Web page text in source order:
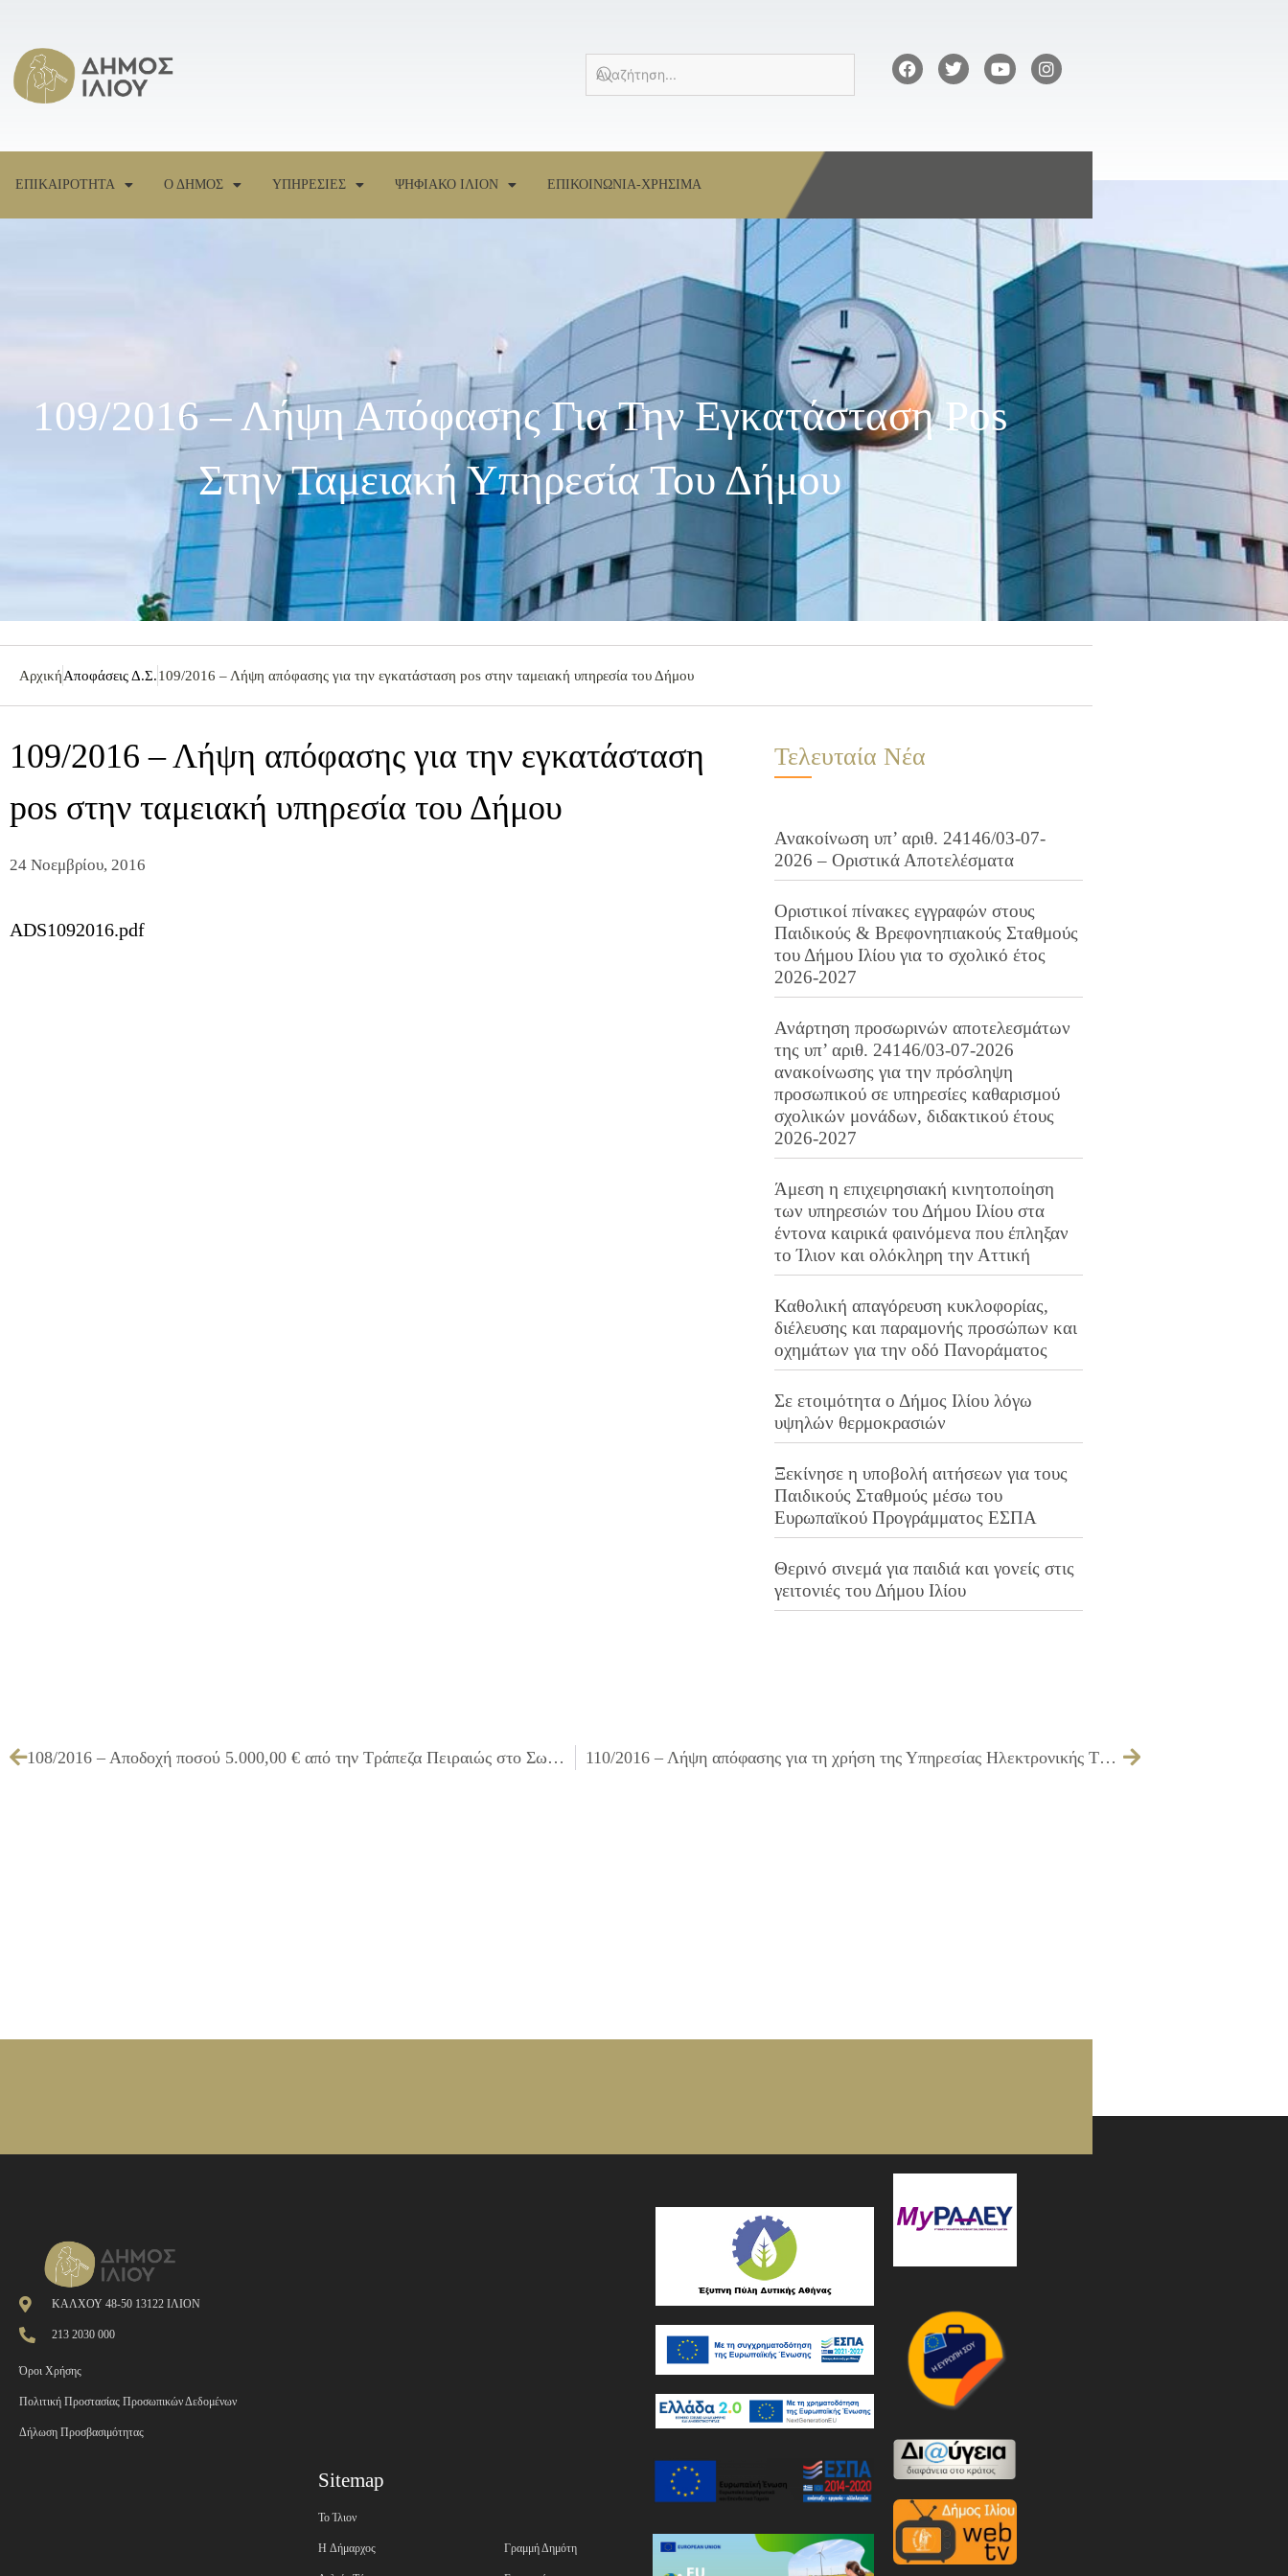
ΕΠΙΚΑΙΡΟΤΗΤΑ Ο ΔΗΜΟΣ ΥΠΗΡΕΣΙΕΣ ΨΗΦΙΑΚΟ ΙΛΙΟΝ ΕΠΙΚΟΙΝΩΝΙΑ-ΧΡΗΣΙΜΑ
109/2016 – Λήψη Απόφασης Για Την Εγκατάσταση Pos
Στην Ταμειακή Υπηρεσία Του Δήμου
ΑρχικήΑποφάσεις Δ.Σ.109/2016 – Λήψη απόφασης για την εγκατάσταση pos στην ταμειακή υπηρεσία του Δήμου
109/2016 – Λήψη απόφασης για την εγκατάσταση
pos στην ταμειακή υπηρεσία του Δήμου
24 Νοεμβρίου, 2016
ADS1092016.pdf
Τελευταία Νέα
Ανακοίνωση υπ’ αριθ. 24146/03-07-
2026 – Οριστικά Αποτελέσματα
Οριστικοί πίνακες εγγραφών στους
Παιδικούς & Βρεφονηπιακούς Σταθμούς
του Δήμου Ιλίου για το σχολικό έτος
2026-2027
Ανάρτηση προσωρινών αποτελεσμάτων
της υπ’ αριθ. 24146/03-07-2026
ανακοίνωσης για την πρόσληψη
προσωπικού σε υπηρεσίες καθαρισμού
σχολικών μονάδων, διδακτικού έτους
2026-2027
Άμεση η επιχειρησιακή κινητοποίηση
των υπηρεσιών του Δήμου Ιλίου στα
έντονα καιρικά φαινόμενα που έπληξαν
το Ίλιον και ολόκληρη την Αττική
Καθολική απαγόρευση κυκλοφορίας,
διέλευσης και παραμονής προσώπων και
οχημάτων για την οδό Πανοράματος
Σε ετοιμότητα ο Δήμος Ιλίου λόγω
υψηλών θερμοκρασιών
Ξεκίνησε η υποβολή αιτήσεων για τους
Παιδικούς Σταθμούς μέσω του
Ευρωπαϊκού Προγράμματος ΕΣΠΑ
Θερινό σινεμά για παιδιά και γονείς στις
γειτονιές του Δήμου Ιλίου
108/2016 – Αποδοχή ποσού 5.000,00 € από την Τράπεζα Πειραιώς στο Σωματείο Εργαζομένων του Δήμου Ιλίου 110/2016 – Λήψη απόφασης για τη χρήση της Υπηρεσίας Ηλεκτρονικής Τραπεζικής
ΚΑΛΧΟΥ 48-50 13122 ΙΛΙΟΝ
213 2030 000
Όροι Χρήσης
Πολιτική Προστασίας Προσωπικών Δεδομένων
Δήλωση Προσβασιμότητας
Sitemap
Το Ίλιον
H Δήμαρχος Γραμμή Δημότη